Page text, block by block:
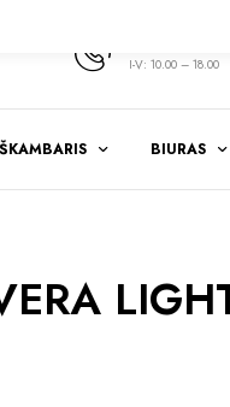
I-V: 10.00 – 18.00
BIURAS